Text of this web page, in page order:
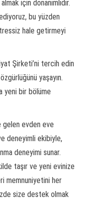
için donanımlıdır.
ediyoruz, bu yüzden
hale getirmeyi
Şirketi’ni tercih edin
yaşayın.
yeni bir bölüme
gelen evden eve
deneyimli ekibiyle,
deneyimi sunar.
taşır ve yeni evinize
memnuniyetini her
size destek olmak